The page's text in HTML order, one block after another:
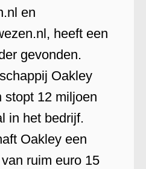
en
heeft een
gevonden.
Oakley
stopt 12 miljoen
in het bedrijf.
Oakley een
ruim euro 15